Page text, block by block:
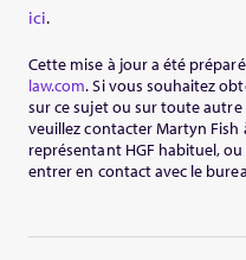
ici.
Cette mise à jour a été
law.com. Si vous souhaitez
sur ce sujet ou sur toute
veuillez contacter Martyn
représentant HGF habituel,
entrer en contact avec le